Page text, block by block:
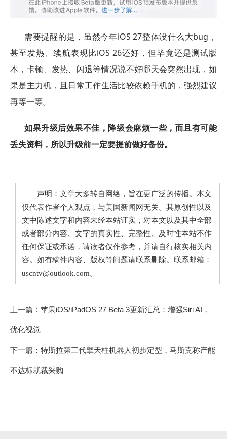
需要提醒的是，虽然今年iOS 27整体没什么大bug，
甚至发热、续航表现比iOS 26还好，但毕竟还是测试版
本，卡顿、发热、闪退等情况说不好哪天会突然出现，如
果是主力机，且日常工作生活比较依赖手机的，强烈建议
再等一等。
如果升级后效果不佳，降级会麻烦一些，而且有可能
丢失资料，所以升级前一定要提前做好备份。
声明：文章大多转自网络，旨在更广泛的传播。本文
仅代表作者个人观点，与美国新闻网无关。其原创性以及
文中陈述文字和内容未经本站证实，对本文以及其中全部
或者部分内容、文字的真实性、完整性、及时性本站不作
任何保证或承诺，请读者仅作参考，并请自行核实相关内
容。如有稿件内容、版权等问题请联系删除。联系邮箱：
uscntv@outlook.com。
上一篇： 苹果iOS/iPadOS 27 Beta 3更新汇总：增强Siri AI，
优化视觉
下一篇： 特斯拉第三代擎天柱机器人初步定型，马斯克称产能
不达标就裁采购